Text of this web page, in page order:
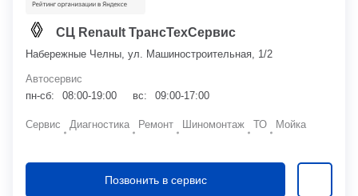
СЦ Renault ТрансТехСервис
Набережные Челны, ул. Машиностроительная, 1/2
Автосервис
пн-сб:
08:00-19:00 вс: 09:00-17:00
Сервис Диагностика Ремонт Шиномонтаж ТО Мойка
Позвонить в сервис